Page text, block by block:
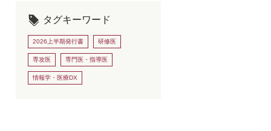
タグキーワード
2026上半期発行書 研修医
専攻医 専門医・指導医
情報学・医療DX